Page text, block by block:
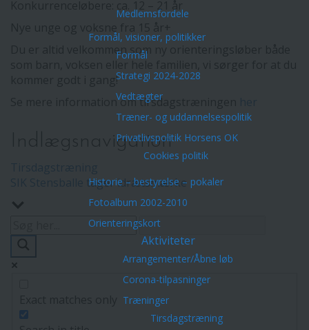
Medlemsfordele
Formål, visioner, politikker
Formål
Strategi 2024-2028
Vedtægter
Træner- og uddannelsespolitik
Privatlivspolitik Horsens OK
Cookies politik
Historie – bestyrelse – pokaler
Fotoalbum 2002-2010
Orienteringskort
Aktiviteter
Arrangementer/Åbne løb
Corona-tilpasninger
Træninger
Tirsdagstræning
Du er altid velkommen som ny orienteringsløber både
kommer godt i gang!
Se mere information om tirsdagstræningen
Indlægsnavigation
SIK Stensballe tager idrætsmærke